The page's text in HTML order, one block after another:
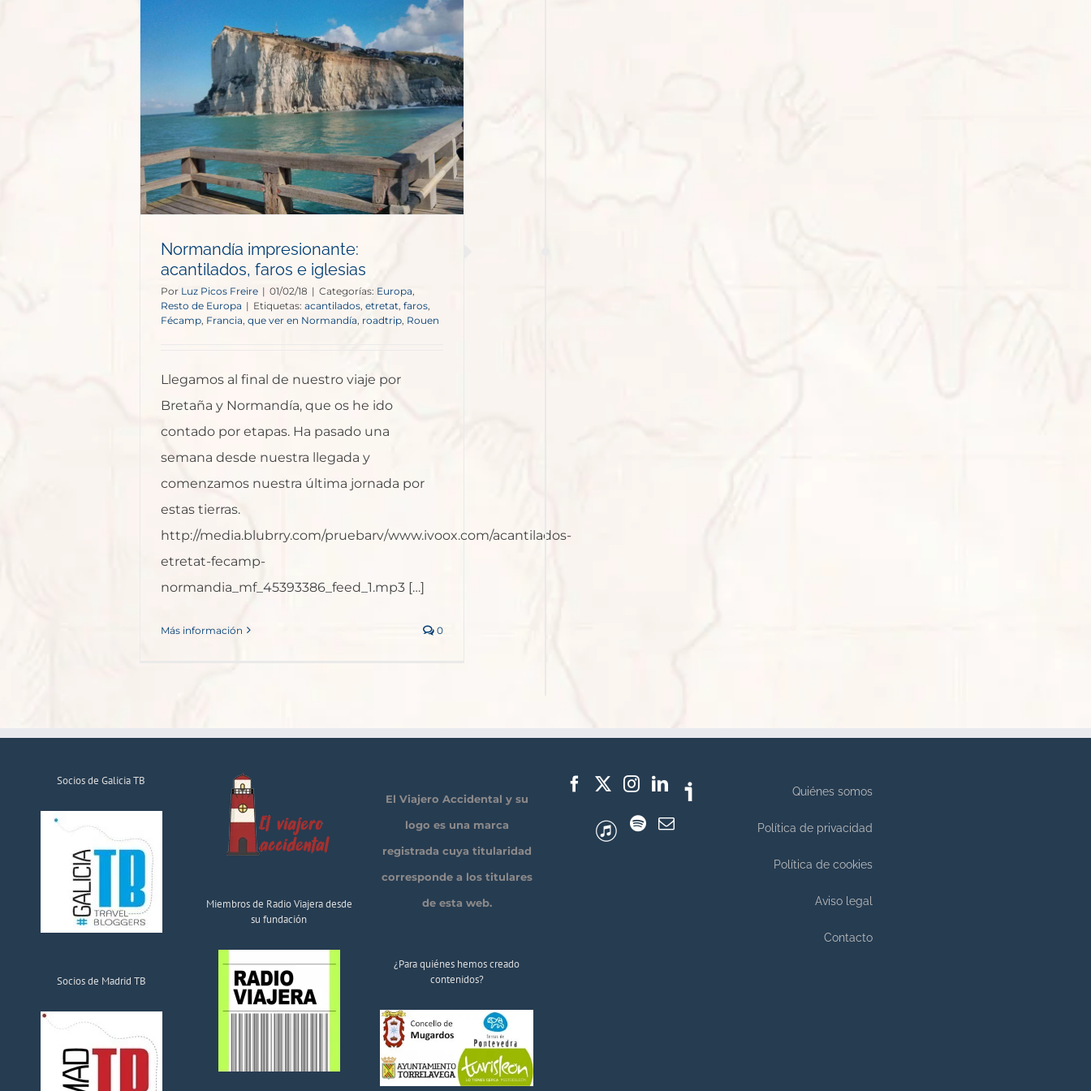
Normandía impresionante:
acantilados, faros e iglesias
Por Luz Picos Freire | 01/02/18 | Categorías: Europa,
Resto de Europa | Etiquetas: acantilados etretat faros
Fécamp Francia que ver en Normandía roadtrip Rouen
Llegamos al final de nuestro viaje por
Bretaña y Normandía, que os he ido
contado por etapas. Ha pasado una
semana desde nuestra llegada y
comenzamos nuestra última jornada por
estas tierras.
http://media.blubrry.com/pruebarv/www.ivoox.com/acantilados-
etretat-fecamp-
normandia_mf_45393386_feed_1.mp3 […]
Más información 0
Socios de Galicia TB
Socios de Madrid TB
Miembros de Radio Viajera desde
su fundación
El Viajero Accidental y su
logo es una marca
registrada cuya titularidad
corresponde a los titulares
de esta web.
¿Para quiénes hemos creado
contenidos?
Quiénes somos
Política de privacidad
Política de cookies
Aviso legal
Contacto